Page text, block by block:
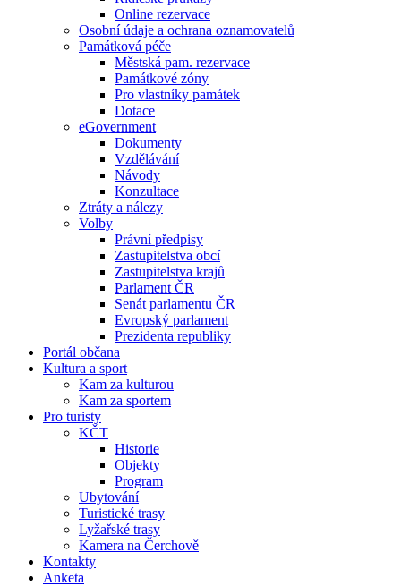
Online rezervace
Osobní údaje a ochrana oznamovatelů
Památková péče
Městská pam. rezervace
Památkové zóny
Pro vlastníky památek
Dotace
eGovernment
Dokumenty
Vzdělávání
Návody
Konzultace
Ztráty a nálezy
Volby
Právní předpisy
Zastupitelstva obcí
Zastupitelstva krajů
Parlament ČR
Senát parlamentu ČR
Evropský parlament
Prezidenta republiky
Portál občana
Kultura a sport
Kam za kulturou
Kam za sportem
Pro turisty
KČT
Historie
Objekty
Program
Ubytování
Turistické trasy
Lyžařské trasy
Kamera na Čerchově
Kontakty
Anketa